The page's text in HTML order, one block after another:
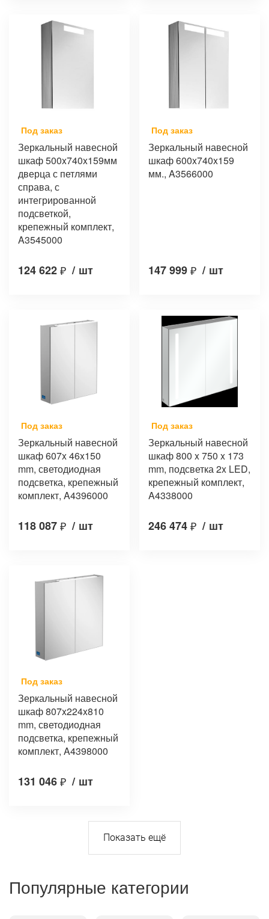
Под заказ
Зеркальный навесной
шкаф 500x740x159мм
дверца с петлями
справа, с
интегрированной
подсветкой,
крепежный комплект,
A3545000
124 622₽ / шт
Под заказ
Зеркальный навесной
шкаф 600x740x159
мм., A3566000
147 999₽ / шт
Под заказ
Зеркальный навесной
шкаф 607x 46x150
mm, светодиодная
подсветка, крепежный
комплект, A4396000
118 087₽ / шт
Под заказ
Зеркальный навесной
шкаф 800 x 750 x 173
mm, подсветка 2x LED,
крепежный комплект,
A4338000
246 474₽ / шт
Под заказ
Зеркальный навесной
шкаф 807x224x810
mm, светодиодная
подсветка, крепежный
комплект, A4398000
131 046₽ / шт
Популярные категории